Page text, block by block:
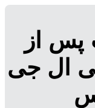
پس از
ال جی